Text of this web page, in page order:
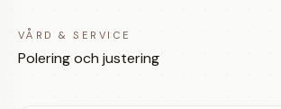
VÅRD & SERVICE
Polering och justering